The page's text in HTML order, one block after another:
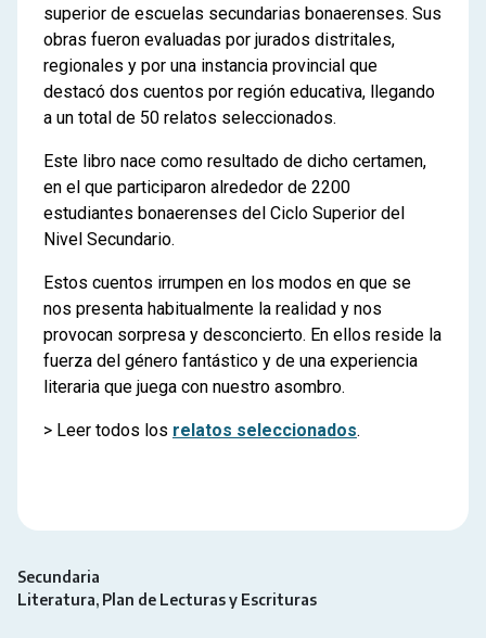
superior de escuelas secundarias bonaerenses. Sus
obras fueron evaluadas por jurados distritales,
regionales y por una instancia provincial que
destacó dos cuentos por región educativa, llegando
a un total de 50 relatos seleccionados.
Este libro nace como resultado de dicho certamen,
en el que participaron alrededor de 2200
estudiantes bonaerenses del Ciclo Superior del
Nivel Secundario.
Estos cuentos irrumpen en los modos en que se
nos presenta habitualmente la realidad y nos
provocan sorpresa y desconcierto. En ellos reside la
fuerza del género fantástico y de una experiencia
literaria que juega con nuestro asombro.
> Leer todos los relatos seleccionados.
Secundaria
Literatura Plan de Lecturas y Escrituras